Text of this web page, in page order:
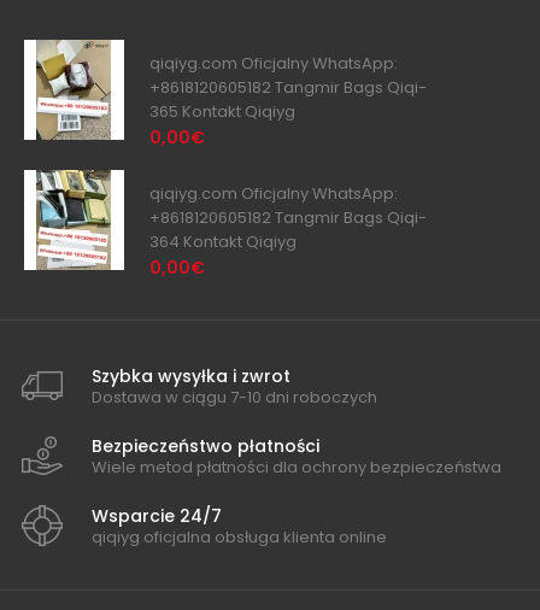
qiqiyg.com Oficjalny WhatsApp:
+8618120605182 Tangmir Bags Qiqi-
365 Kontakt Qiqiyg
0,00€
qiqiyg.com Oficjalny WhatsApp:
+8618120605182 Tangmir Bags Qiqi-
364 Kontakt Qiqiyg
0,00€
Szybka wysyłka i zwrot
Dostawa w ciągu 7-10 dni roboczych
Bezpieczeństwo płatności
Wiele metod płatności dla ochrony bezpieczeństwa
Wsparcie 24/7
qiqiyg oficjalna obsługa klienta online